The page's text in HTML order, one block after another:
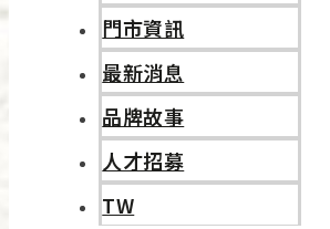
門市資訊
最新消息
品牌故事
人才招募
TW